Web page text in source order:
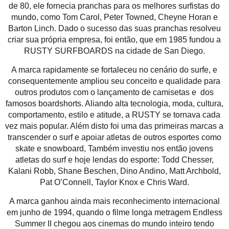
de 80, ele fornecia pranchas para os melhores surfistas do
mundo, como Tom Carol, Peter Towned, Cheyne Horan e
Barton Linch. Dado o sucesso das suas pranchas resolveu
criar sua própria empresa, foi então, que em 1985 fundou a
RUSTY SURFBOARDS na cidade de San Diego.
A marca rapidamente se fortaleceu no cenário do surfe, e
consequentemente ampliou seu conceito e qualidade para
outros produtos com o lançamento de camisetas e dos
famosos boardshorts. Aliando alta tecnologia, moda, cultura,
comportamento, estilo e atitude, a RUSTY se tornava cada
vez mais popular. Além disto foi uma das primeiras marcas a
transcender o surf e apoiar atletas de outros esportes como
skate e snowboard, Também investiu nos então jovens
atletas do surf e hoje lendas do esporte: Todd Chesser,
Kalani Robb, Shane Beschen, Dino Andino, Matt Archbold,
Pat O’Connell, Taylor Knox e Chris Ward.
A marca ganhou ainda mais reconhecimento internacional
em junho de 1994, quando o filme longa metragem Endless
Summer II chegou aos cinemas do mundo inteiro tendo